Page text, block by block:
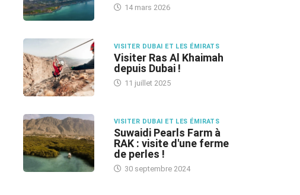
14 mars 2026
VISITER DUBAI ET LES ÉMIRATS
Visiter Ras Al Khaimah
depuis Dubai !
11 juillet 2025
VISITER DUBAI ET LES ÉMIRATS
Suwaidi Pearls Farm à
RAK : visite d'une ferme
de perles !
30 septembre 2024